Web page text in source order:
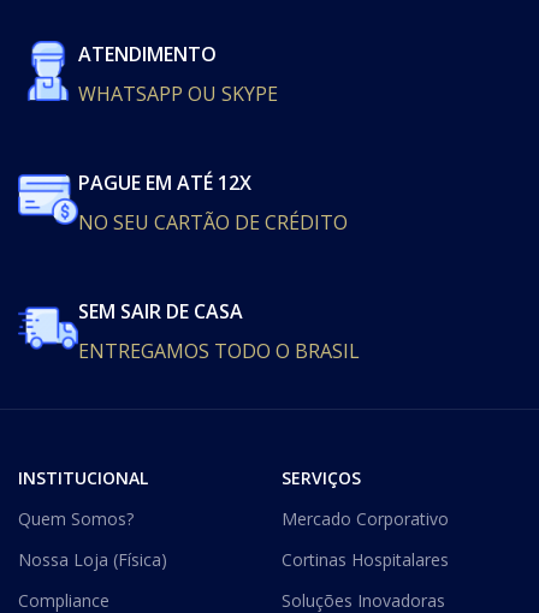
ATENDIMENTO
WHATSAPP OU SKYPE
PAGUE EM ATÉ 12X
NO SEU CARTÃO DE CRÉDITO
SEM SAIR DE CASA
ENTREGAMOS TODO O BRASIL
INSTITUCIONAL
Quem Somos?
Nossa Loja (Física)
Compliance
SERVIÇOS
Mercado Corporativo
Cortinas Hospitalares
Soluções Inovadoras